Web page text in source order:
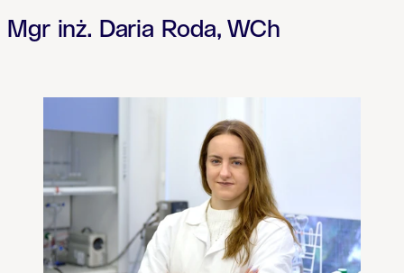
Mgr inż. Daria Roda, WCh